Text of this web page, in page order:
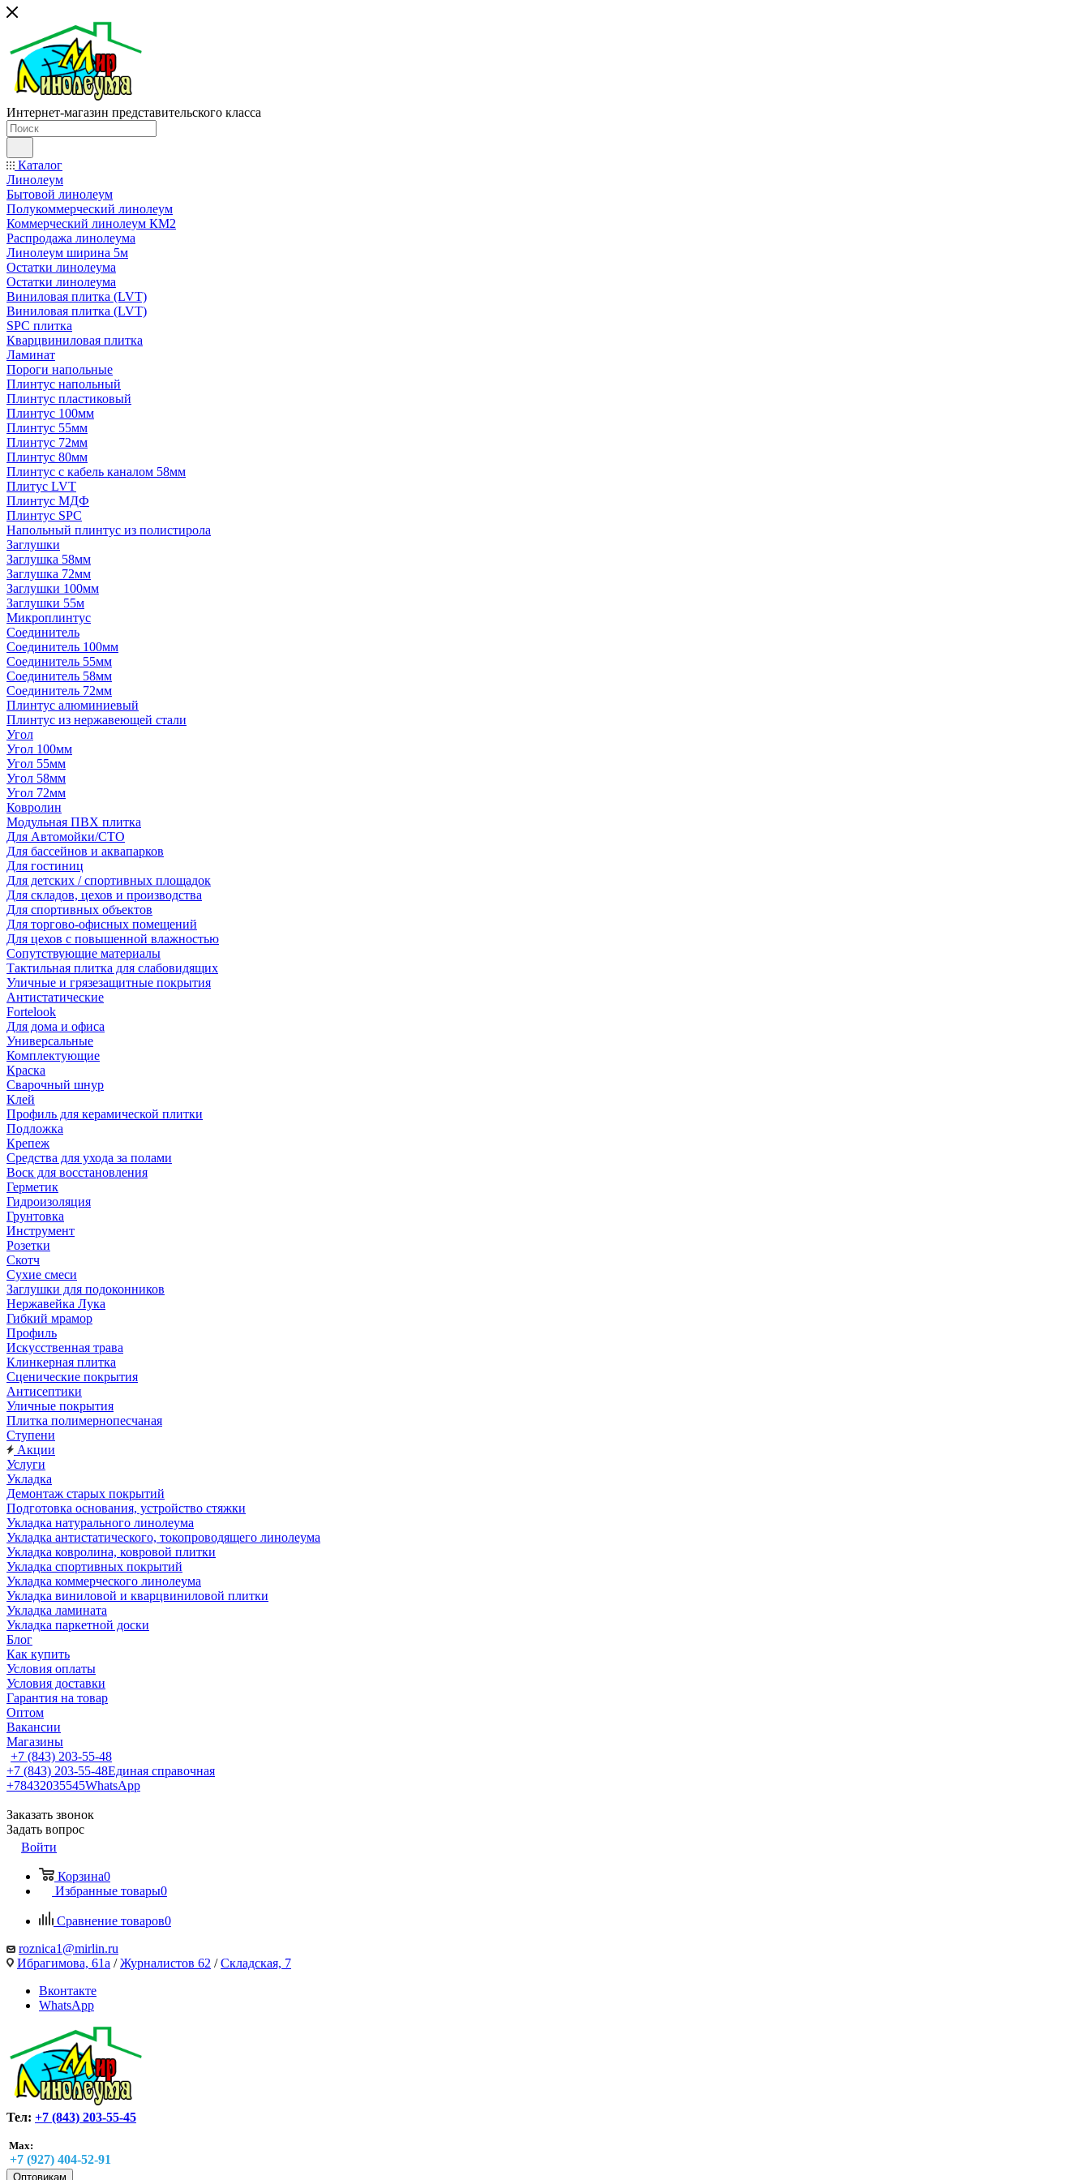
Интернет-магазин представительского класса
Каталог
Линолеум
Бытовой линолеум
Полукоммерческий линолеум
Коммерческий линолеум КМ2
Распродажа линолеума
Линолеум ширина 5м
Остатки линолеума
Остатки линолеума
Виниловая плитка (LVT)
Виниловая плитка (LVT)
SPC плитка
Кварцвиниловая плитка
Ламинат
Пороги напольные
Плинтус напольный
Плинтус пластиковый
Плинтус 100мм
Плинтус 55мм
Плинтус 72мм
Плинтус 80мм
Плинтус с кабель каналом 58мм
Плитус LVT
Плинтус МДФ
Плинтус SPC
Напольный плинтус из полистирола
Заглушки
Заглушка 58мм
Заглушка 72мм
Заглушки 100мм
Заглушки 55м
Микроплинтус
Соединитель
Соединитель 100мм
Соединитель 55мм
Соединитель 58мм
Соединитель 72мм
Плинтус алюминиевый
Плинтус из нержавеющей стали
Угол
Угол 100мм
Угол 55мм
Угол 58мм
Угол 72мм
Ковролин
Модульная ПВХ плитка
Для Автомойки/СТО
Для бассейнов и аквапарков
Для гостиниц
Для детских / спортивных площадок
Для складов, цехов и производства
Для спортивных объектов
Для торгово-офисных помещений
Для цехов с повышенной влажностью
Сопутствующие материалы
Тактильная плитка для слабовидящих
Уличные и грязезащитные покрытия
Антистатические
Fortelook
Для дома и офиса
Универсальные
Комплектующие
Краска
Сварочный шнур
Клей
Профиль для керамической плитки
Подложка
Крепеж
Средства для ухода за полами
Воск для восстановления
Герметик
Гидроизоляция
Грунтовка
Инструмент
Розетки
Скотч
Сухие смеси
Заглушки для подоконников
Нержавейка Лука
Гибкий мрамор
Профиль
Искусственная трава
Клинкерная плитка
Сценические покрытия
Антисептики
Уличные покрытия
Плитка полимернопесчаная
Ступени
Акции
Услуги
Укладка
Демонтаж старых покрытий
Подготовка основания, устройство стяжки
Укладка натурального линолеума
Укладка антистатического, токопроводящего линолеума
Укладка ковролина, ковровой плитки
Укладка спортивных покрытий
Укладка коммерческого линолеума
Укладка виниловой и кварцвиниловой плитки
Укладка ламината
Укладка паркетной доски
Блог
Как купить
Условия оплаты
Условия доставки
Гарантия на товар
Оптом
Вакансии
Магазины
+7 (843) 203-55-48
+7 (843) 203-55-48Единая справочная
+78432035545WhatsApp
Заказать звонок
Задать вопрос
Войти
Корзина0
Избранные товары0
Сравнение товаров0
roznica1@mirlin.ru
Ибрагимова, 61а /Журналистов 62 /Складская, 7
Вконтакте
WhatsApp
Тел: +7 (843) 203-55-45
Max:
+7 (927) 404-52-91
Оптовикам